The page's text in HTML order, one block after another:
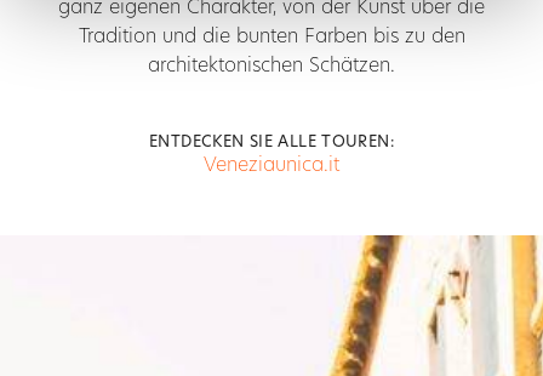
ganz eigenen Charakter, von der Kunst über die
Tradition und die bunten Farben bis zu den
architektonischen Schätzen.
ENTDECKEN SIE ALLE TOUREN:
Veneziaunica.it